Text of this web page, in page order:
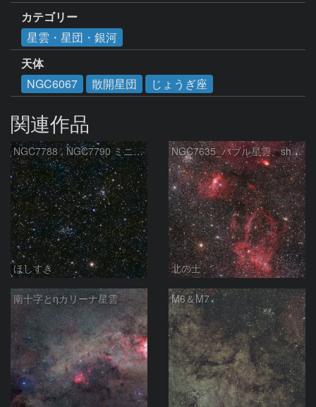
カテゴリー
星雲・星団・銀河
天体
NGC6067
散開星団 じょうぎ座
関連作品
NGC7788 , NGC7790 ミニ二重星団
ほしすき
NGC7635_バブル星雲、sh2-157_くわがた星雲
北の士
南十字とηカリーナ星雲 M6＆M7